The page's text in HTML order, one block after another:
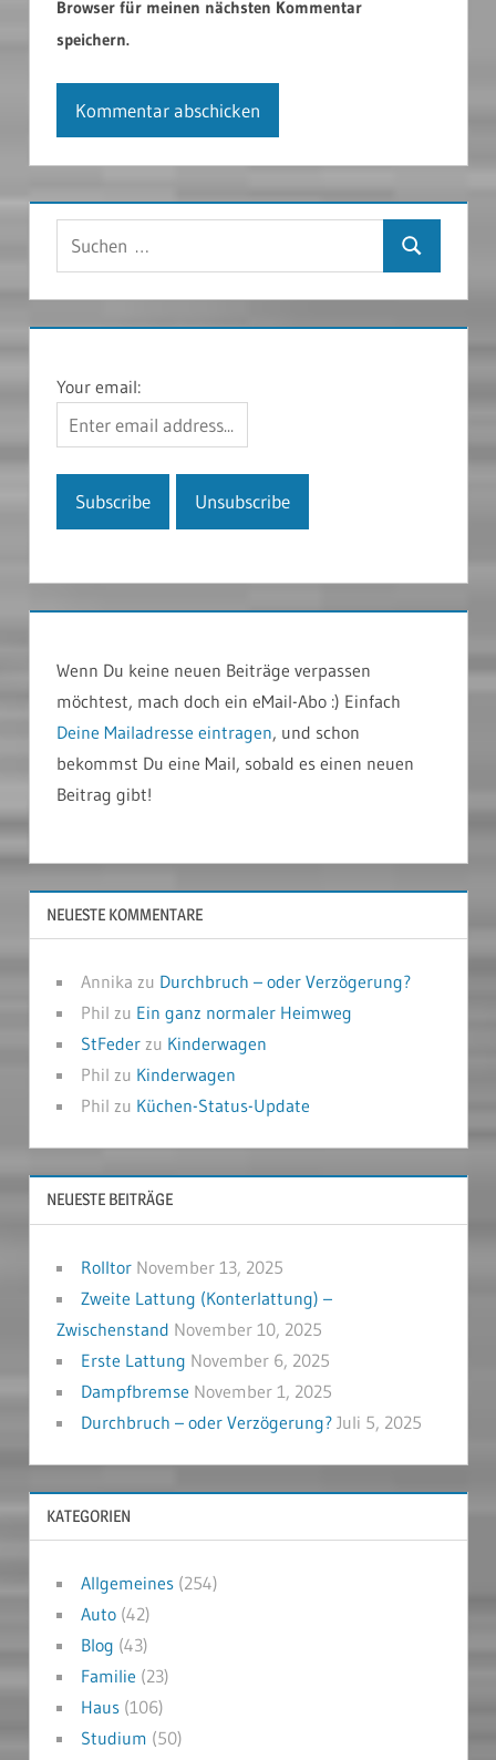
Browser für meinen nächsten Kommentar
speichern.
Suchen
Your email:
Wenn Du keine neuen Beiträge verpassen
möchtest, mach doch ein eMail-Abo :) Einfach
Deine Mailadresse eintragen, und schon
bekommst Du eine Mail, sobald es einen neuen
Beitrag gibt!
NEUESTE KOMMENTARE
Annika zu Durchbruch – oder Verzögerung?
Phil zu Ein ganz normaler Heimweg
StFederzu Kinderwagen
Phil zu Kinderwagen
Phil zu Küchen-Status-Update
NEUESTE BEITRÄGE
Rolltor November 13, 2025
Zweite Lattung (Konterlattung) –
Zwischenstand November 10, 2025
Erste Lattung November 6, 2025
Dampfbremse November 1, 2025
Durchbruch – oder Verzögerung? Juli 5, 2025
KATEGORIEN
Allgemeines(254)
Auto(42)
Blog (43)
Familie (23)
Haus(106)
Studium (50)